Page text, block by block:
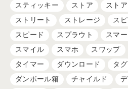
スティッキー
ストア スト
ストリート
ストレージ ス
スピード
スプラウト スマ
スマイル
スマホ スワップ
タイマー
ダウンロード タグ
ダンボール箱
チャイルド